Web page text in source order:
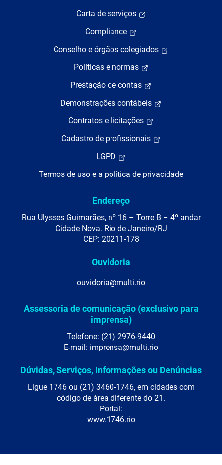
Carta de serviços
Compliance
Conselho e órgãos colegiados
Políticas e normas
Prestação de contas
Demonstrações contábeis
Contratos e licitações
Cadastro de profissionais
LGPD
Termos de uso e a política de privacidade
Endereço
Rua Ulysses Guimarães, nº 16 – Torre B – 4º andar
Cidade Nova. Rio de Janeiro/RJ
CEP: 20211-178
Ouvidoria
ouvidoria@multi.rio
Assessoria de comunicação (exclusivo para
imprensa)
Telefone: (21) 2976-9440
E-mail: imprensa@multi.rio
Dúvidas, Serviços, Informações ou Denúncias
Ligue 1746 ou (21) 3460-1746, em cidades com
código de área diferente do 21.
Portal:
www.1746.rio